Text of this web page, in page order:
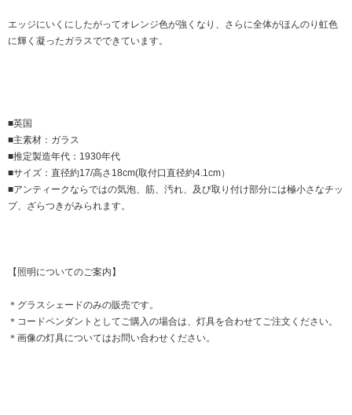
エッジにいくにしたがってオレンジ色が強くなり、さらに全体がほんのり虹色
に輝く凝ったガラスでできています。
■英国
■主素材：ガラス
■推定製造年代：1930年代
■サイズ：直径約17/高さ18cm(取付口直径約4.1cm）
■アンティークならではの気泡、筋、汚れ、及び取り付け部分には極小さなチッ
プ、ざらつきがみられます。
【照明についてのご案内】
＊グラスシェードのみの販売です。
＊コードペンダントとしてご購入の場合は、灯具を合わせてご注文ください。
＊画像の灯具についてはお問い合わせください。